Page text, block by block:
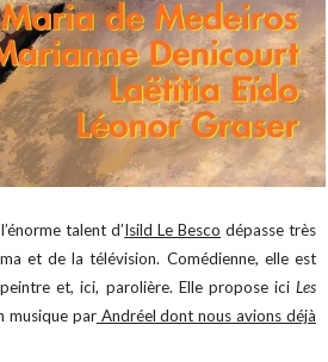
talent d’Isild Le Besco dépasse très
et de la télévision. Comédienne, elle est
et, ici, parolière. Elle propose ici Les
musique parAndréel dont nous avions déjà